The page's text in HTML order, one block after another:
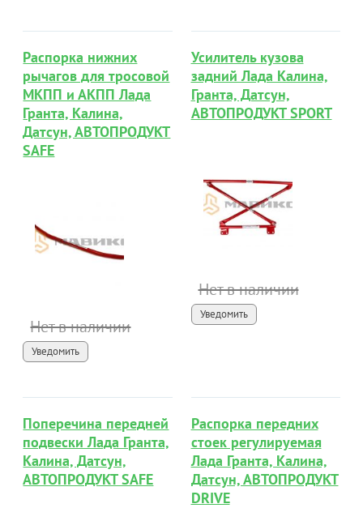
Распорка нижних
рычагов для тросовой
МКПП и АКПП Лада
Гранта, Калина,
Датсун, АВТОПРОДУКТ
SAFE
Нет в наличии
Уведомить
Усилитель кузова
задний Лада Калина,
Гранта, Датсун,
АВТОПРОДУКТ SPORT
Нет в наличии
Уведомить
Поперечина передней
подвески Лада Гранта,
Калина, Датсун,
АВТОПРОДУКТ SAFE
Распорка передних
стоек регулируемая
Лада Гранта, Калина,
Датсун, АВТОПРОДУКТ
DRIVE